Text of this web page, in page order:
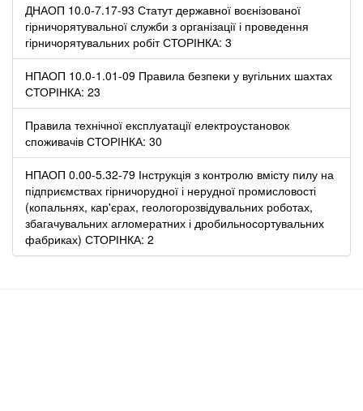
ДНАОП 10.0-7.17-93 Статут державної воєнізованої
гірничо­рятувальної служби з організації і проведення
гірничорятувальних робіт СТОРІНКА: 3
НПАОП 10.0-1.01-09 Правила безпеки у вугільних шахтах
СТОРІНКА: 23
Правила технічної експлуатації електроустановок
споживачів СТОРІНКА: 30
НПАОП 0.00-5.32-79 Інструкція з контролю вмісту пилу на
підприємствах гірничорудної і нерудної промисловості
(копальнях, кар'єрах, геологорозвідувальних роботах,
збагачувальних агломератних і дробильносортувальних
фабриках) СТОРІНКА: 2